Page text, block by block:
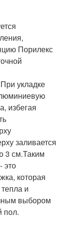
Порилекс
укладке
избегая
заливается
3 см.Таким
это
которая
и
выбором
пол.